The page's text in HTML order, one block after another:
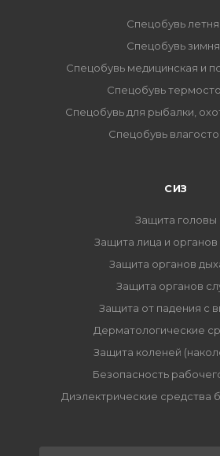
Спецобувь
Спецобувь
Спецобувь медицинская и
Спецобувь
Спецобувь для рыбалки,
Спецобувь
СИЗ
Защита головы
Защита лица и органов
Защита органов
Защита органов
Защита от падения с
Дерматологические
Защита коленей
Безопасность
Диэлектрические средства